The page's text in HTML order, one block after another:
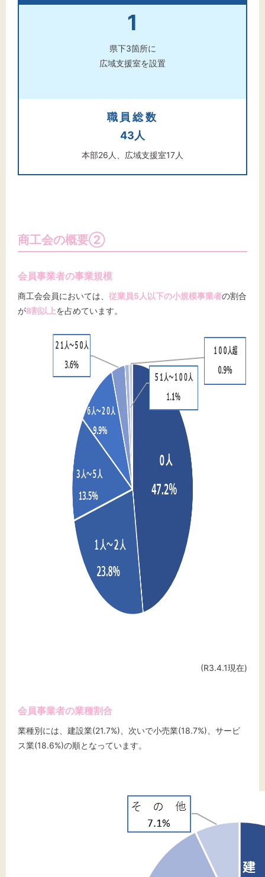
1
県下3箇所に
広域支援室を設置
職員総数
43人
本部26人、広域支援室17人
商工会の概要②
会員事業者の事業規模
商工会会員においては、 従業員5人以下の小規模事業者の割合
が8割以上を占めています。
(R3.4.1現在)
会員事業者の業種割合
業種別には、建設業(21.7%)、次いで小売業(18.7%)、サービ
ス業(18.6%)の順となっています。